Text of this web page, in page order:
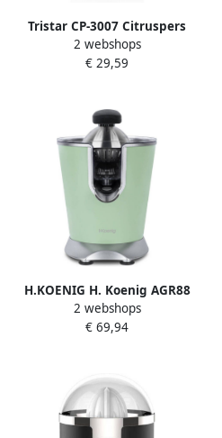
Tristar CP-3007 Citruspers
Elektrische Sinaasappelpers
2 perskegels
2 webshops
€ 29,59
H.KOENIG H. Koenig AGR88
Citruspers rvs pastelgroen
2 webshops
€ 69,94